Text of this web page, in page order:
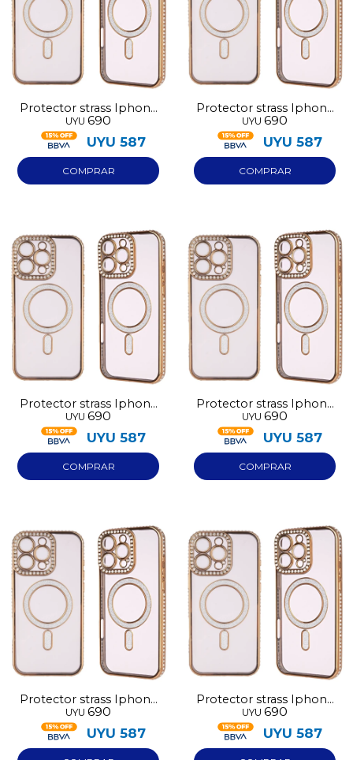
Protector strass Iphone
16 dorado
UYU 690
UYU 587
Protector strass Iphone
16 Pro Max dorado
UYU 690
UYU 587
Protector strass Iphone
15 dorado
UYU 690
UYU 587
Protector strass Iphone
14 dorado
UYU 690
UYU 587
Protector strass Iphone
13 dorado
UYU 690
UYU 587
Protector strass Iphone
17 dorado
UYU 690
UYU 587